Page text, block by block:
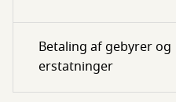
Betaling af gebyrer og
erstatninger